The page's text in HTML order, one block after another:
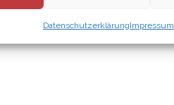
DatenschutzerklärungImpressum